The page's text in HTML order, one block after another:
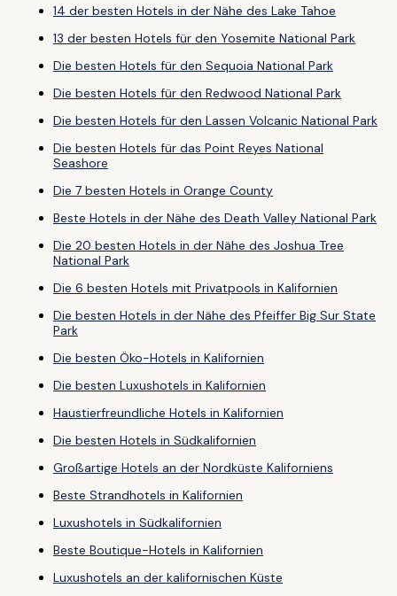
14 der besten Hotels in der Nähe des Lake Tahoe
13 der besten Hotels für den Yosemite National Park
Die besten Hotels für den Sequoia National Park
Die besten Hotels für den Redwood National Park
Die besten Hotels für den Lassen Volcanic National Park
Die besten Hotels für das Point Reyes National
Seashore
Die 7 besten Hotels in Orange County
Beste Hotels in der Nähe des Death Valley National Park
Die 20 besten Hotels in der Nähe des Joshua Tree
National Park
Die 6 besten Hotels mit Privatpools in Kalifornien
Die besten Hotels in der Nähe des Pfeiffer Big Sur State
Park
Die besten Öko-Hotels in Kalifornien
Die besten Luxushotels in Kalifornien
Haustierfreundliche Hotels in Kalifornien
Die besten Hotels in Südkalifornien
Großartige Hotels an der Nordküste Kaliforniens
Beste Strandhotels in Kalifornien
Luxushotels in Südkalifornien
Beste Boutique-Hotels in Kalifornien
Luxushotels an der kalifornischen Küste